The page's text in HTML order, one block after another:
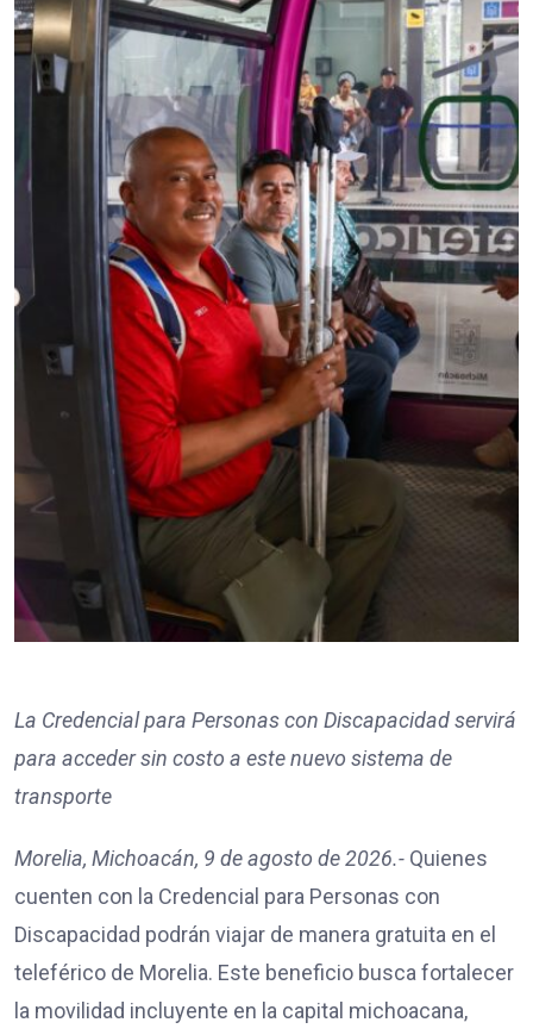
La Credencial para Personas con Discapacidad servirá
para acceder sin costo a este nuevo sistema de
transporte
Morelia, Michoacán, 9 de agosto de 2026.- Quienes
cuenten con la Credencial para Personas con
Discapacidad podrán viajar de manera gratuita en el
teleférico de Morelia. Este beneficio busca fortalecer
la movilidad incluyente en la capital michoacana,